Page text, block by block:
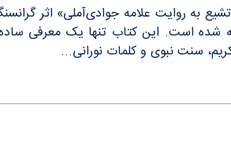
به روایت علامه جوادی‌آملی» اثر
شده است. این کتاب تنها یک معرفی
سنت نبوی و کلمات نورانی...